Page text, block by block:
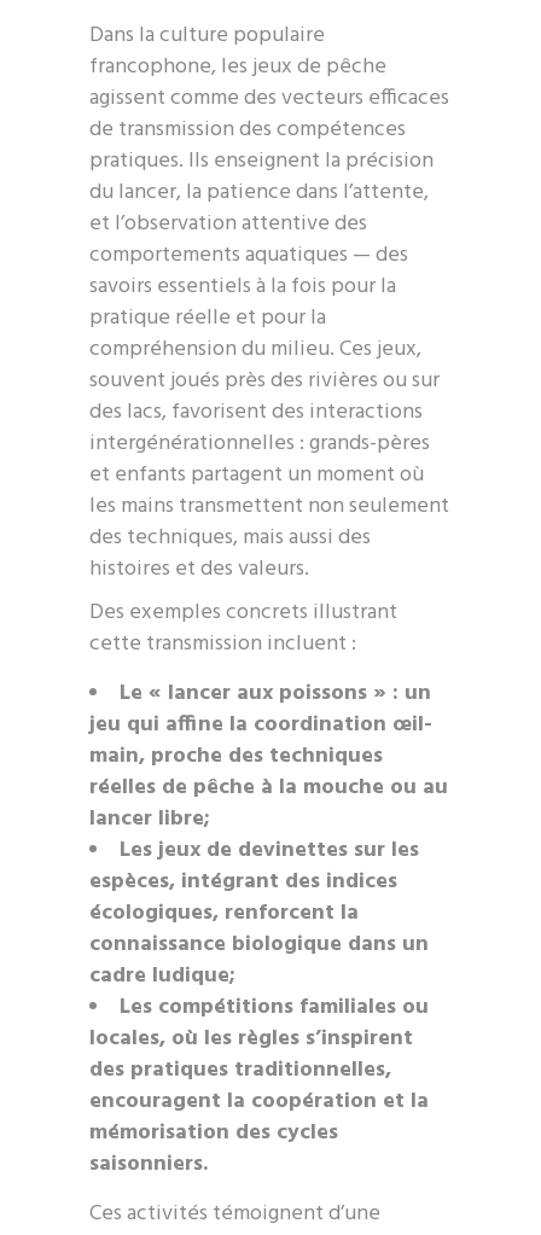
Dans la culture populaire
francophone, les jeux de pêche
agissent comme des vecteurs efficaces
de transmission des compétences
pratiques. Ils enseignent la précision
du lancer, la patience dans l’attente,
et l’observation attentive des
comportements aquatiques — des
savoirs essentiels à la fois pour la
pratique réelle et pour la
compréhension du milieu. Ces jeux,
souvent joués près des rivières ou sur
des lacs, favorisent des interactions
intergénérationnelles : grands-pères
et enfants partagent un moment où
les mains transmettent non seulement
des techniques, mais aussi des
histoires et des valeurs.
Des exemples concrets illustrant
cette transmission incluent :
Le « lancer aux poissons » : un
jeu qui affine la coordination œil-
main, proche des techniques
réelles de pêche à la mouche ou au
lancer libre;
Les jeux de devinettes sur les
espèces, intégrant des indices
écologiques, renforcent la
connaissance biologique dans un
cadre ludique;
Les compétitions familiales ou
locales, où les règles s’inspirent
des pratiques traditionnelles,
encouragent la coopération et la
mémorisation des cycles
saisonniers.
Ces activités témoignent d’une